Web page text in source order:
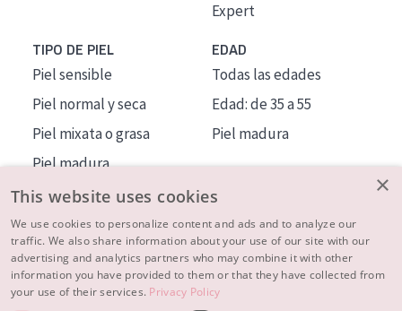
Expert
TIPO DE PIEL
Piel sensible
Piel normal y seca
Piel mixata o grasa
Piel madura
Piel expuesta al sol
Piel menopáusica
EDAD
Todas las edades
Edad: de 35 a 55
Piel madura
MÁS SOBRE NOSOTROS
INSPIRACIÓN
×
This website uses cookies
We use cookies to personalize content and ads and to analyze our
traffic. We also share information about your use of our site with our
advertising and analytics partners who may combine it with other
information you have provided to them or that they have collected from
your use of their services. Privacy Policy